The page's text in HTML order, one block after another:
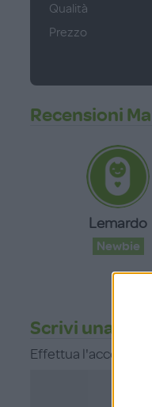
Qualità
Prezzo
Recensioni
Lemardo
Newbie
Scrivi una
Effettua l'accesso